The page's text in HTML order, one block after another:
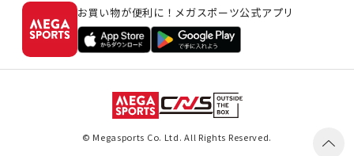
お買い物が便利に！メガスポーツ公式アプリ
© Megasports Co. Ltd. All Rights Reserved.